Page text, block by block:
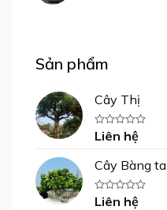
Sản phẩm
Cây Thị
Được
0
5
Liên hệ
Cây Bàng ta
Được
Liên hệ